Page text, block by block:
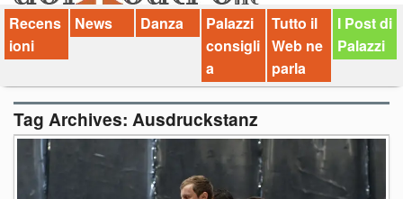
Video
Chi siamo
Contatti
dT in English
Recens
ioni
News Danza
Palazzi
consigli
a
Tutto il
Web ne
parla
I Post di
Palazzi
Tag Archives: Ausdruckstanz